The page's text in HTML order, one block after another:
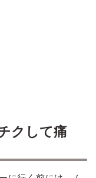
クして痛